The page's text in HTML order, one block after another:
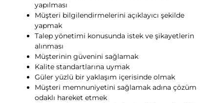
yapılması
Müşteri bilgilendirmelerini açıklayıcı şekilde
yapmak
Talep yönetimi konusunda istek ve şikayetlerin
alınması
Müşterinin güvenini sağlamak
Kalite standartlarına uymak
Güler yüzlü bir yaklaşım içerisinde olmak
Müşteri memnuniyetini sağlamak adına çözüm
odaklı hareket etmek